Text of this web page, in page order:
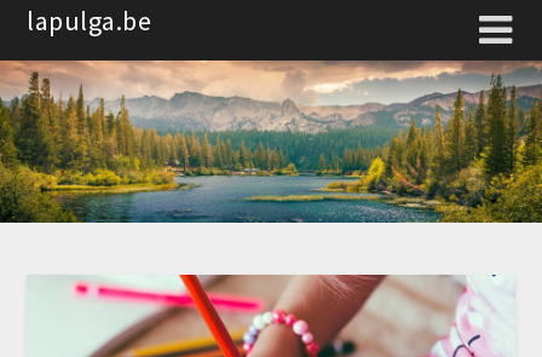
Spring
de
inhoud
lapulga.be